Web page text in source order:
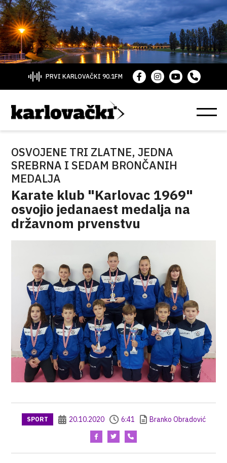
PRVI KARLOVAČKI 90.1FM
OSVOJENE TRI ZLATNE, JEDNA
SREBRNA I SEDAM BRONČANIH
MEDALJA
Karate klub "Karlovac 1969"
osvojio jedanaest medalja na
državnom prvenstvu
SPORT 20.10.2020 6:41 Branko Obradović